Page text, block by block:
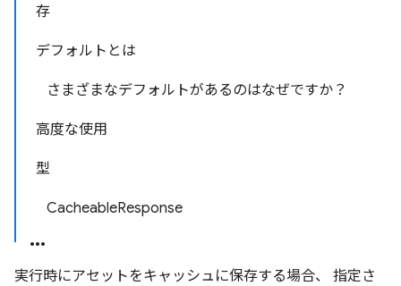
存
デフォルトとは
さまざまなデフォルトがあるのはなぜですか？
高度な使用
型
CacheableResponse
実行時にアセットをキャッシュに保存する場合、 指定さ